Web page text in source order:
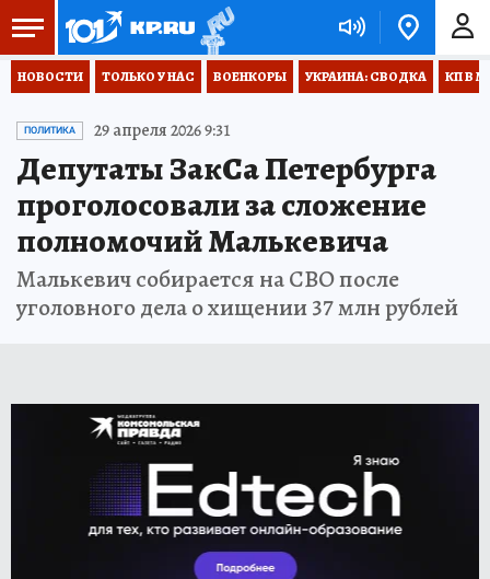
НОВОСТИ ТОЛЬКО У НАС ВОЕНКОРЫ УКРАИНА: СВОДКА КП В
ПОЛИТИКА 29 апреля 2026 9:31
Депутаты ЗакСа Петербурга
проголосовали за сложение
полномочий Малькевича
Малькевич собирается на СВО после
уголовного дела о хищении 37 млн рублей